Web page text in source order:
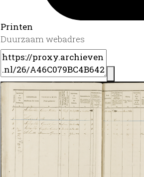
Printen
Duurzaam webadres